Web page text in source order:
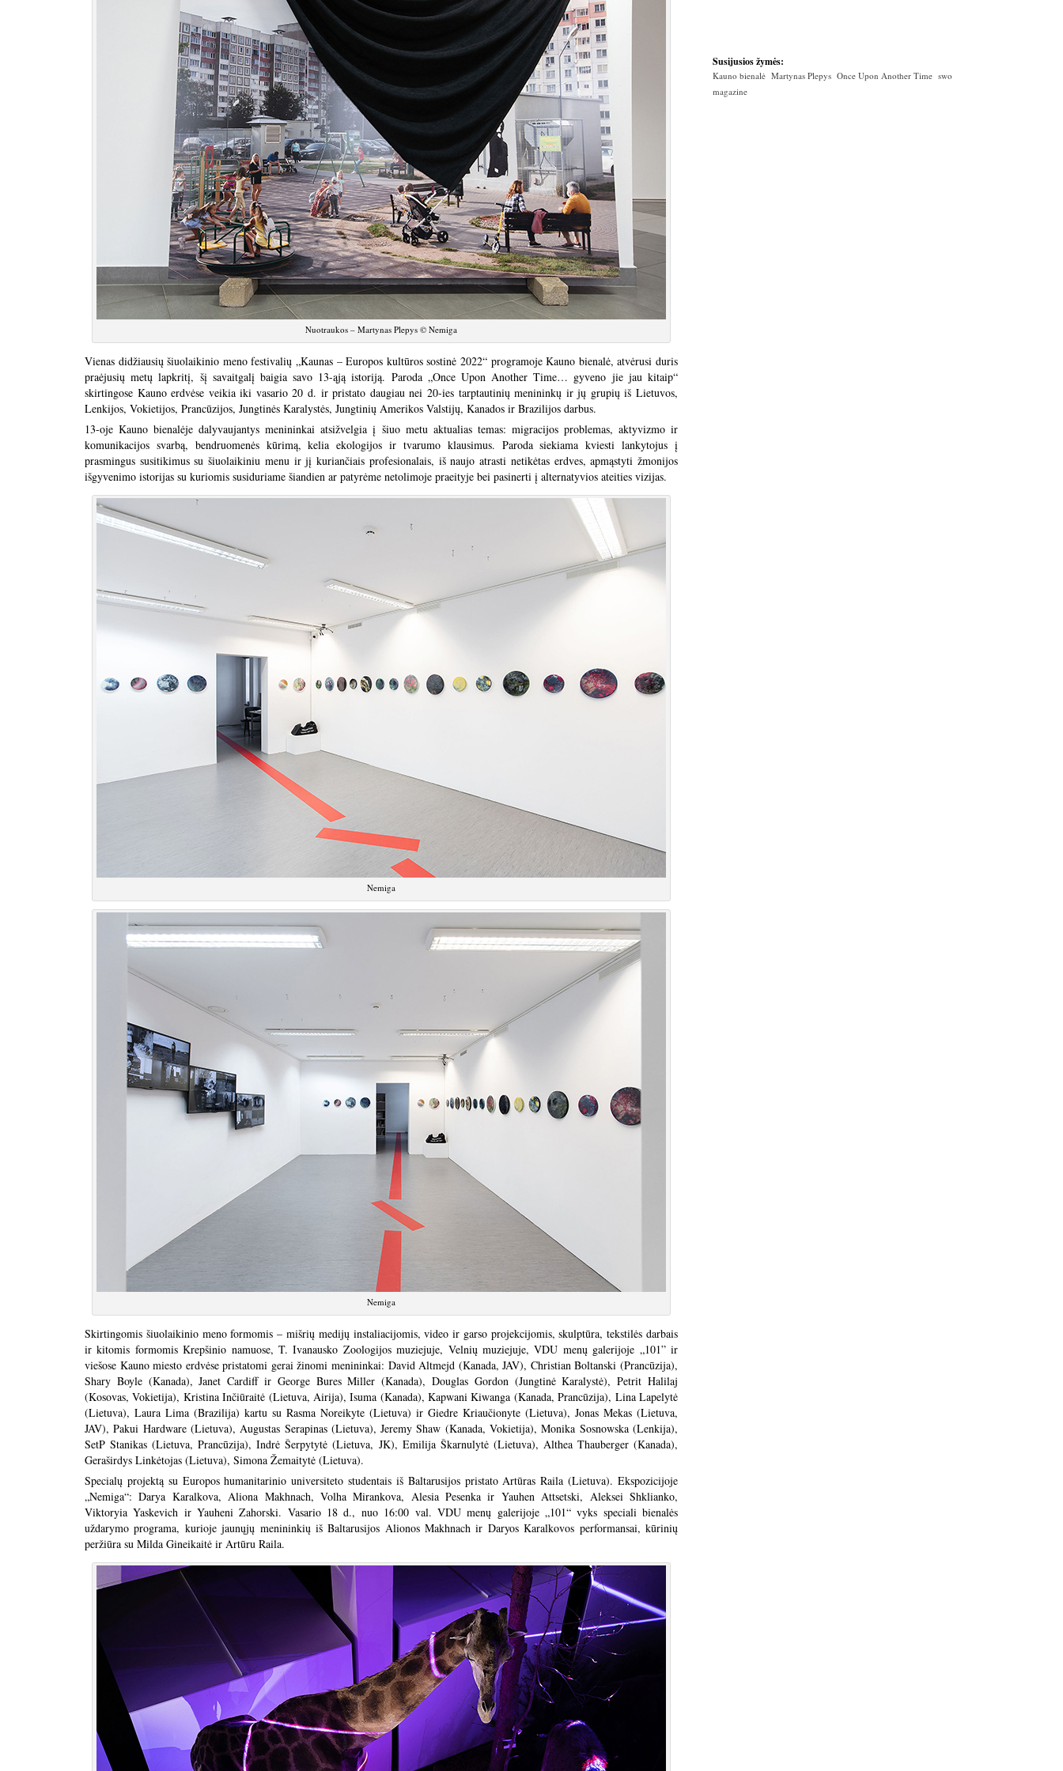
Nuotraukos – Martynas Plepys © Nemiga
Vienas didžiausių šiuolaikinio meno festivalių „Kaunas – Europos kultūros sostinė 2022“ programoje Kauno bienalė, atvėrusi duris
praėjusių metų lapkritį, šį savaitgalį baigia savo 13-ąją istoriją. Paroda „Once Upon Another Time… gyveno jie jau kitaip“
skirtingose Kauno erdvėse veikia iki vasario 20 d. ir pristato daugiau nei 20-ies tarptautinių menininkų ir jų grupių iš Lietuvos,
Lenkijos, Vokietijos, Prancūzijos, Jungtinės Karalystės, Jungtinių Amerikos Valstijų, Kanados ir Brazilijos darbus.
13-oje Kauno bienalėje dalyvaujantys menininkai atsižvelgia į šiuo metu aktualias temas: migracijos problemas, aktyvizmo ir
komunikacijos svarbą, bendruomenės kūrimą, kelia ekologijos ir tvarumo klausimus. Paroda siekiama kviesti lankytojus į
prasmingus susitikimus su šiuolaikiniu menu ir jį kuriančiais profesionalais, iš naujo atrasti netikėtas erdves, apmąstyti žmonijos
išgyvenimo istorijas su kuriomis susiduriame šiandien ar patyrėme netolimoje praeityje bei pasinerti į alternatyvios ateities vizijas.
Nemiga
Nemiga
Skirtingomis šiuolaikinio meno formomis – mišrių medijų instaliacijomis, video ir garso projekcijomis, skulptūra, tekstilės darbais
ir kitomis formomis Krepšinio namuose, T. Ivanausko Zoologijos muziejuje, Velnių muziejuje, VDU menų galerijoje „101” ir
viešose Kauno miesto erdvėse pristatomi gerai žinomi menininkai: David Altmejd (Kanada, JAV), Christian Boltanski (Prancūzija),
Shary Boyle (Kanada), Janet Cardiff ir George Bures Miller (Kanada), Douglas Gordon (Jungtinė Karalystė), Petrit Halilaj
(Kosovas, Vokietija), Kristina Inčiūraitė (Lietuva, Airija), Isuma (Kanada), Kapwani Kiwanga (Kanada, Prancūzija), Lina Lapelytė
(Lietuva), Laura Lima (Brazilija) kartu su Rasma Noreikyte (Lietuva) ir Giedre Kriaučionyte (Lietuva), Jonas Mekas (Lietuva,
JAV), Pakui Hardware (Lietuva), Augustas Serapinas (Lietuva), Jeremy Shaw (Kanada, Vokietija), Monika Sosnowska (Lenkija),
SetP Stanikas (Lietuva, Prancūzija), Indrė Šerpytytė (Lietuva, JK), Emilija Škarnulytė (Lietuva), Althea Thauberger (Kanada),
Geraširdys Linkėtojas (Lietuva), Simona Žemaitytė (Lietuva).
Specialų projektą su Europos humanitarinio universiteto studentais iš Baltarusijos pristato Artūras Raila (Lietuva). Ekspozicijoje
„Nemiga“: Darya Karalkova, Aliona Makhnach, Volha Mirankova, Alesia Pesenka ir Yauhen Attsetski, Aleksei Shklianko,
Viktoryia Yaskevich ir Yauheni Zahorski. Vasario 18 d., nuo 16:00 val. VDU menų galerijoje „101“ vyks speciali bienalės
uždarymo programa, kurioje jaunųjų menininkių iš Baltarusijos Alionos Makhnach ir Daryos Karalkovos performansai, kūrinių
peržiūra su Milda Gineikaitė ir Artūru Raila.
Susijusios žymės:
Kauno bienalė Martynas Plepys Once Upon Another Time swo
magazine